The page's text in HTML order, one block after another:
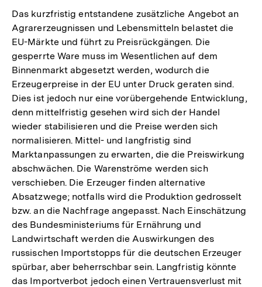
Das kurzfristig entstandene zusätzliche Angebot an
Agrarerzeugnissen und Lebensmitteln belastet die
EU-Märkte und führt zu Preisrückgängen. Die
gesperrte Ware muss im Wesentlichen auf dem
Binnenmarkt abgesetzt werden, wodurch die
Erzeugerpreise in der EU unter Druck geraten sind.
Dies ist jedoch nur eine vorübergehende Entwicklung,
denn mittelfristig gesehen wird sich der Handel
wieder stabilisieren und die Preise werden sich
normalisieren. Mittel- und langfristig sind
Marktanpassungen zu erwarten, die die Preiswirkung
abschwächen. Die Warenströme werden sich
verschieben. Die Erzeuger finden alternative
Absatzwege; notfalls wird die Produktion gedrosselt
bzw. an die Nachfrage angepasst. Nach Einschätzung
des Bundesministeriums für Ernährung und
Landwirtschaft werden die Auswirkungen des
russischen Importstopps für die deutschen Erzeuger
spürbar, aber beherrschbar sein. Langfristig könnte
das Importverbot jedoch einen Vertrauensverlust mit